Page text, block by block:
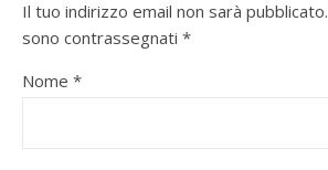
Il tuo indirizzo email non sarà pubblicato.
sono contrassegnati *
Nome *